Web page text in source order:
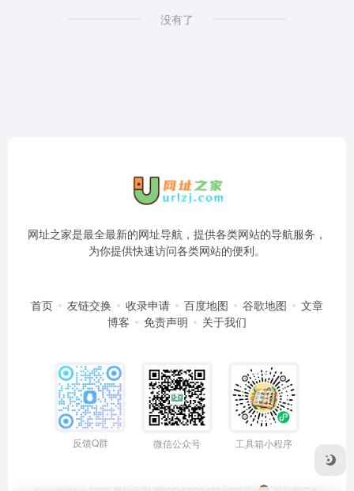
没有了
网址之家是最全最新的网址导航，提供各类网站的导航服务，
为你提供快速访问各类网站的便利。
首页 友链交换 收录申请 百度地图 谷歌地图
文章
博客
免责声明 关于我们
反馈Q群 微信公众号 工具箱小程序